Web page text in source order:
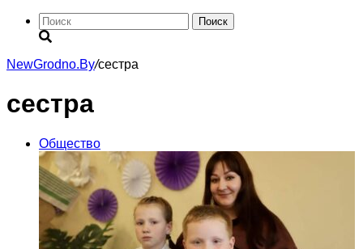
Поиск
NewGrodno.By/сестра
сестра
Общество